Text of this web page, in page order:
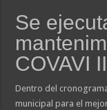
Se
COVAVI
Dentro del
municipal para el